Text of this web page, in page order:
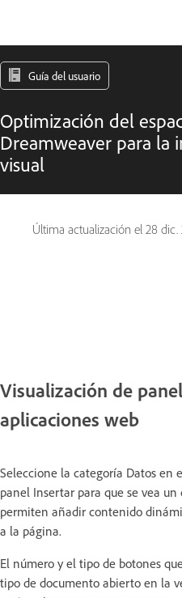
Guía del usuario
Optimización del
Dreamweaver para la
visual
Última actualización el 28 dic.
Visualización de
aplicaciones web
Seleccione la categoría Datos en
panel Insertar para que se vea
permiten añadir contenido
a la página.
El número y el tipo de botones
tipo de documento abierto en la